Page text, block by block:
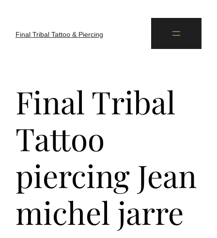
Final Tribal Tattoo & Piercing
Final Tribal
Tattoo
piercing Jean
michel jarre